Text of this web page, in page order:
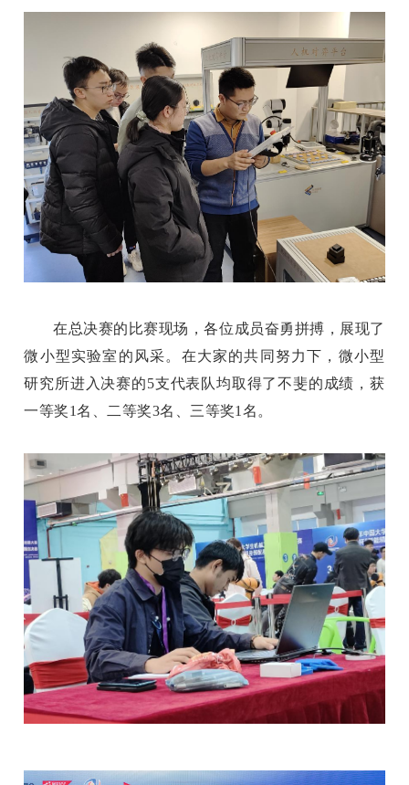
在总决赛的比赛现场，各位成员奋勇拼搏，展现了
微小型实验室的风采。在大家的共同努力下，微小型
研究所进入决赛的5支代表队均取得了不斐的成绩，获
一等奖1名、二等奖3名、三等奖1名。